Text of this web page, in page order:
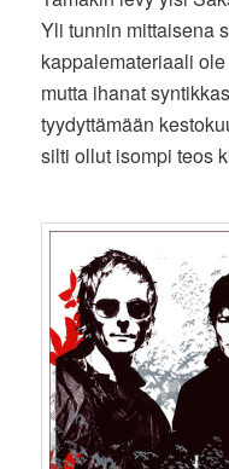
Yli tunnin mittaisena
kappalemateriaali
mutta ihanat
tyydyttämään
silti ollut isompi teos